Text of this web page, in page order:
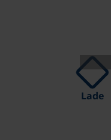
Lade